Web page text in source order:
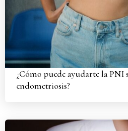
¿Cómo puede ayudarte la PNI
endometriosis?